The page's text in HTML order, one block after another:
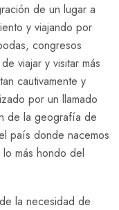
de un lugar a
y viajando por
congresos
viajar y visitar más
cautivamente y
por un llamado
de la geografía de
país donde nacemos
más hondo del
la necesidad de